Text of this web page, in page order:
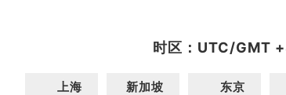
时区：UTC/GMT
上海 新加坡 东京